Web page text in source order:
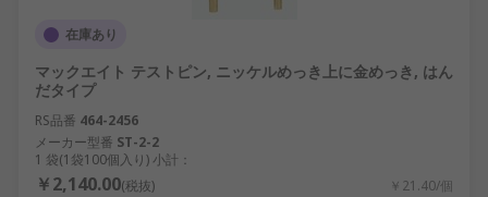
在庫あり
マックエイト テストピン, ニッケルめっき上に金めっき, はん
だタイプ
RS品番 464-2456
メーカー型番 ST-2-2
1 袋(1袋100個入り) 小計：
￥2,140.00(税抜) ￥21.40/個